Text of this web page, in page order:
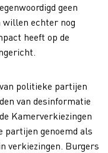
geen
echter nog
heeft op de
politieke partijen
van desinformatie
Kamerverkiezingen
partijen genoemd als
verkiezingen. Burgers